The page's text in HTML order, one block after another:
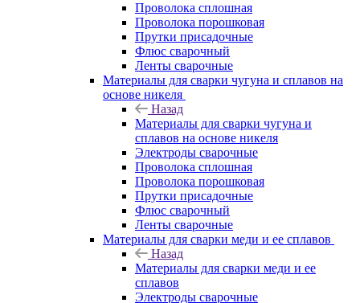
Проволока сплошная
Проволока порошковая
Прутки присадочные
Флюс сварочный
Ленты сварочные
Материалы для сварки чугуна и сплавов на
основе никеля
Назад
Материалы для сварки чугуна и
сплавов на основе никеля
Электроды сварочные
Проволока сплошная
Проволока порошковая
Прутки присадочные
Флюс сварочный
Ленты сварочные
Материалы для сварки меди и ее сплавов
Назад
Материалы для сварки меди и ее
сплавов
Электроды сварочные